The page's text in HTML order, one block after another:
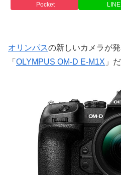
Pocket LINE
オリンパスの新しいカメラが発
「 OLYMPUS OM-D E-M1X 」